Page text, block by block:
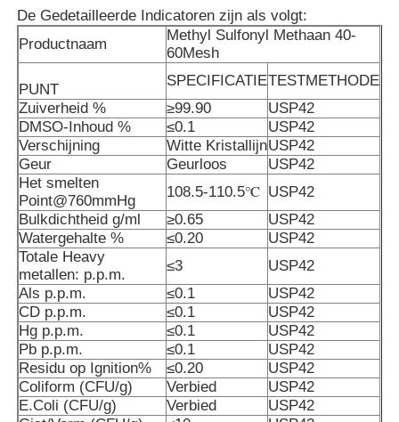
De Organische Zwavel van MSM
Zuivere MSM-Kristallen
De Gedetailleerde Indicatoren zijn als volgt:
Productnaam
Methyl Sulfonyl Methaan 40-
60Mesh
PUNT
SPECIFICATIETESTMETHODE
Zuiverheid %
≥99.90
USP42
DMSO-Inhoud %
≤0.1
USP42
Verschijning
Witte KristallijnUSP42
Geur
Geurloos
USP42
Het smelten
Point@760mmHg
108.5-110.5℃ USP42
Bulkdichtheid g/ml
≥0.65
USP42
Watergehalte %
≤0.20
USP42
Totale Heavy
metallen: p.p.m.
≤3
USP42
Als p.p.m.
≤0.1
USP42
CD p.p.m.
≤0.1
USP42
Hg p.p.m.
≤0.1
USP42
Pb p.p.m.
≤0.1
USP42
Residu op Ignition%
≤0.20
USP42
Coliform (CFU/g)
Verbied
USP42
E.Coli (CFU/g)
Verbied
USP42